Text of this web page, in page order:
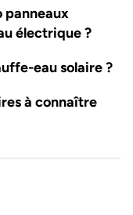
panneaux
électrique ?
eau solaire ?
à connaître